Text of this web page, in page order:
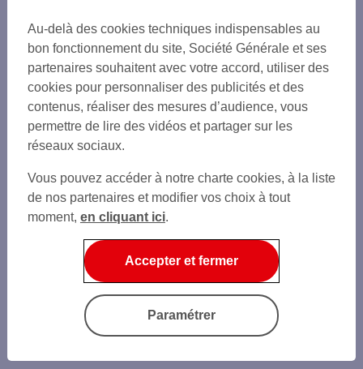
Au-delà des cookies techniques indispensables au
bon fonctionnement du site, Société Générale et ses
partenaires souhaitent avec votre accord, utiliser des
cookies pour personnaliser des publicités et des
contenus, réaliser des mesures d’audience, vous
permettre de lire des vidéos et partager sur les
réseaux sociaux.
Vous pouvez accéder à notre charte cookies, à la liste
de nos partenaires et modifier vos choix à tout
moment, en cliquant ici.
Accepter et fermer
Paramétrer